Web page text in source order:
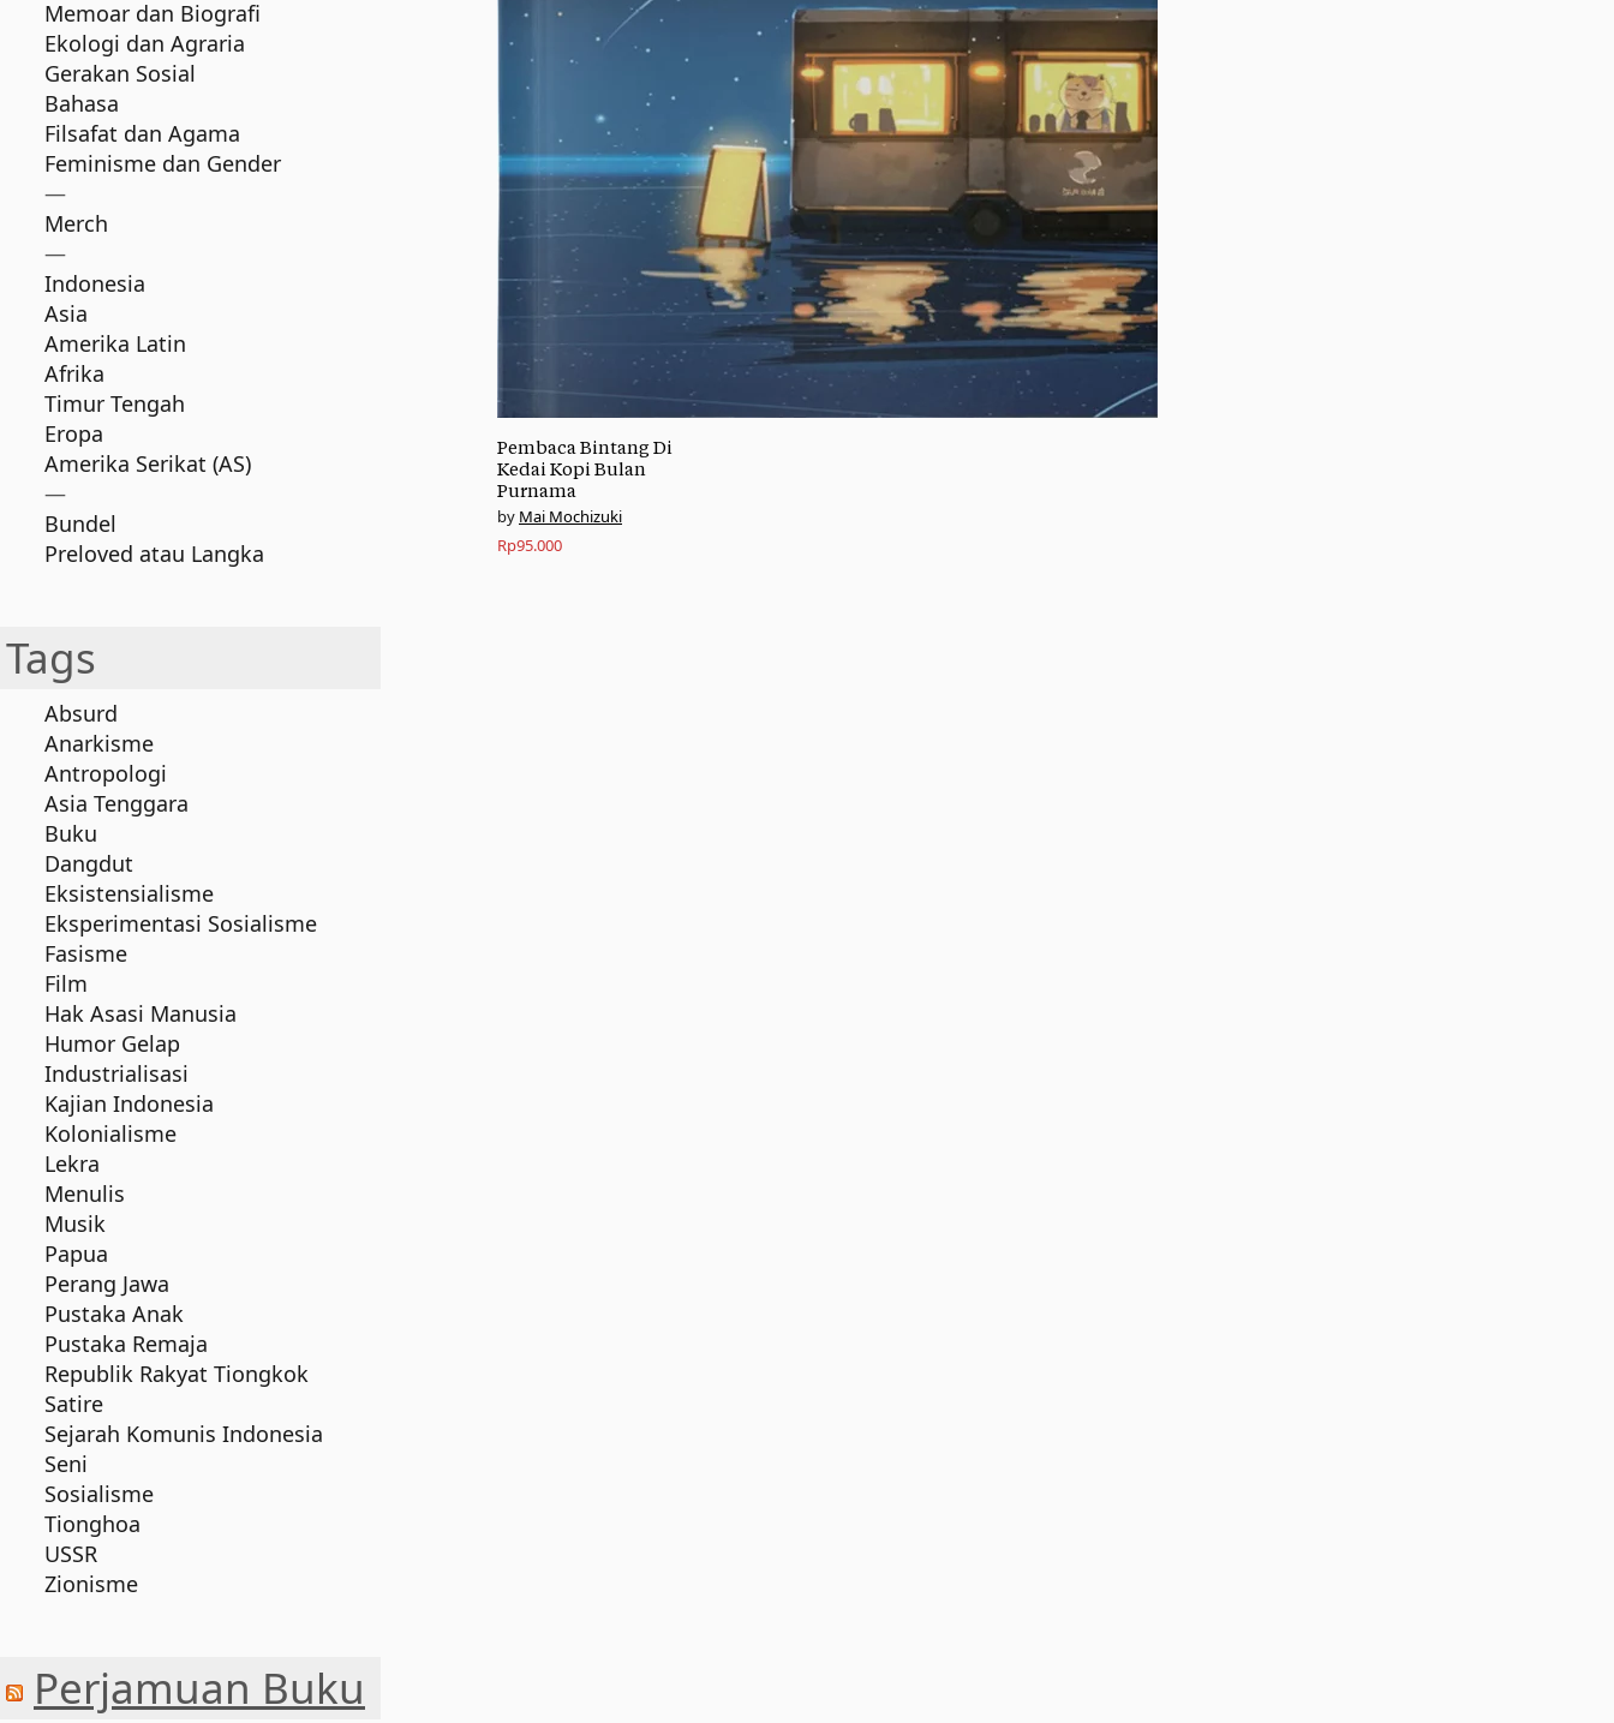
Pembaca Bintang Di
Kedai Kopi Bulan
Purnama
Mai Mochizuki
Rp95.000
Memoar dan Biografi
Ekologi dan Agraria
Gerakan Sosial
Bahasa
Filsafat dan Agama
Feminisme dan Gender
—
Merch
—
Indonesia
Asia
Amerika Latin
Afrika
Timur Tengah
Eropa
Amerika Serikat (AS)
—
Bundel
Preloved atau Langka
Tags
Absurd
Anarkisme
Antropologi
Asia Tenggara
Buku
Dangdut
Eksistensialisme
Eksperimentasi Sosialisme
Fasisme
Film
Hak Asasi Manusia
Humor Gelap
Industrialisasi
Kajian Indonesia
Kolonialisme
Lekra
Menulis
Musik
Papua
Perang Jawa
Pustaka Anak
Pustaka Remaja
Republik Rakyat Tiongkok
Satire
Sejarah Komunis Indonesia
Seni
Sosialisme
Tionghoa
USSR
Zionisme
Perjamuan Buku